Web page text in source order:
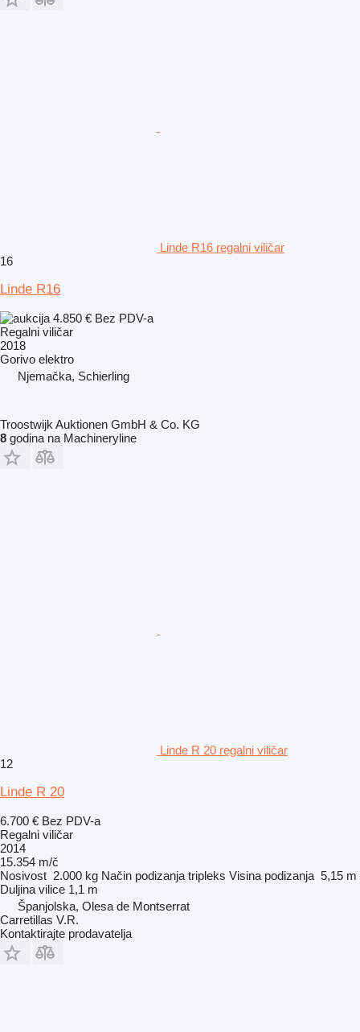
Linde R16 regalni viličar
16
Linde R16
4.850 € Bez PDV-a
Regalni viličar
2018
Gorivo elektro
Njemačka, Schierling
Troostwijk Auktionen GmbH & Co. KG
8 godina na Machineryline
Linde R 20 regalni viličar
12
Linde R 20
6.700 € Bez PDV-a
Regalni viličar
2014
15.354 m/č
Nosivost 2.000 kg Način podizanja tripleks Visina podizanja 5,15 m
Duljina vilice 1,1 m
Španjolska, Olesa de Montserrat
Carretillas V.R.
Kontaktirajte prodavatelja